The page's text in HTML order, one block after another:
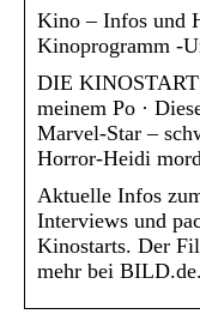
Kino – Infos und
Kinoprogramm -
DIE
meinem Po ·
Marvel-Star –
Horror-Heidi
Aktuelle Infos
Interviews und
Kinostarts. Der
mehr bei BILD.de.